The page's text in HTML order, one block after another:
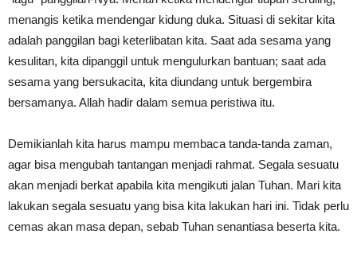
menangis ketika mendengar kidung duka. Situasi di sekitar kita
adalah panggilan bagi keterlibatan kita. Saat ada sesama yang
kesulitan, kita dipanggil untuk mengulurkan bantuan; saat ada
sesama yang bersukacita, kita diundang untuk bergembira
bersamanya. Allah hadir dalam semua peristiwa itu.
Demikianlah kita harus mampu membaca tanda-tanda zaman,
agar bisa mengubah tantangan menjadi rahmat. Segala sesuatu
akan menjadi berkat apabila kita mengikuti jalan Tuhan. Mari kita
lakukan segala sesuatu yang bisa kita lakukan hari ini. Tidak perlu
cemas akan masa depan, sebab Tuhan senantiasa beserta kita.